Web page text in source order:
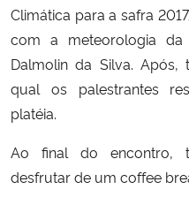
Climática para a safra
com a meteorologia da
Dalmolin da Silva.
qual os palestrantes
platéia.
Ao final do encontro,
desfrutar de um coffee